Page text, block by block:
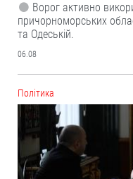
Ворог активно
причорноморських
та Одеській.
06.08
Політика